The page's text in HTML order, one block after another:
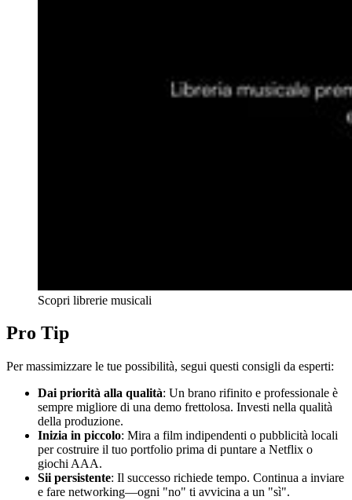
Scopri librerie musicali
Pro Tip
Per massimizzare le tue possibilità, segui questi consigli da esperti:
Dai priorità alla qualità: Un brano rifinito e professionale è
sempre migliore di una demo frettolosa. Investi nella qualità
della produzione.
Inizia in piccolo: Mira a film indipendenti o pubblicità locali
per costruire il tuo portfolio prima di puntare a Netflix o
giochi AAA.
Sii persistente: Il successo richiede tempo. Continua a inviare
e fare networking—ogni "no" ti avvicina a un "sì".